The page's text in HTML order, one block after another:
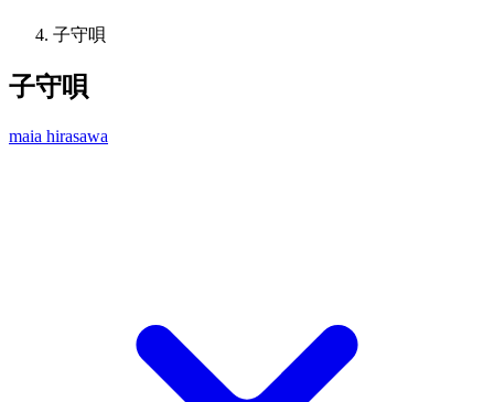
子守唄
子守唄
maia hirasawa